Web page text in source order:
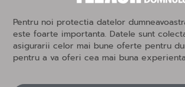
Pentru noi protectia datelor
este foarte importanta. Datele sunt
asigurarii celor mai bune oferte pentru
pentru a va oferi cea mai buna